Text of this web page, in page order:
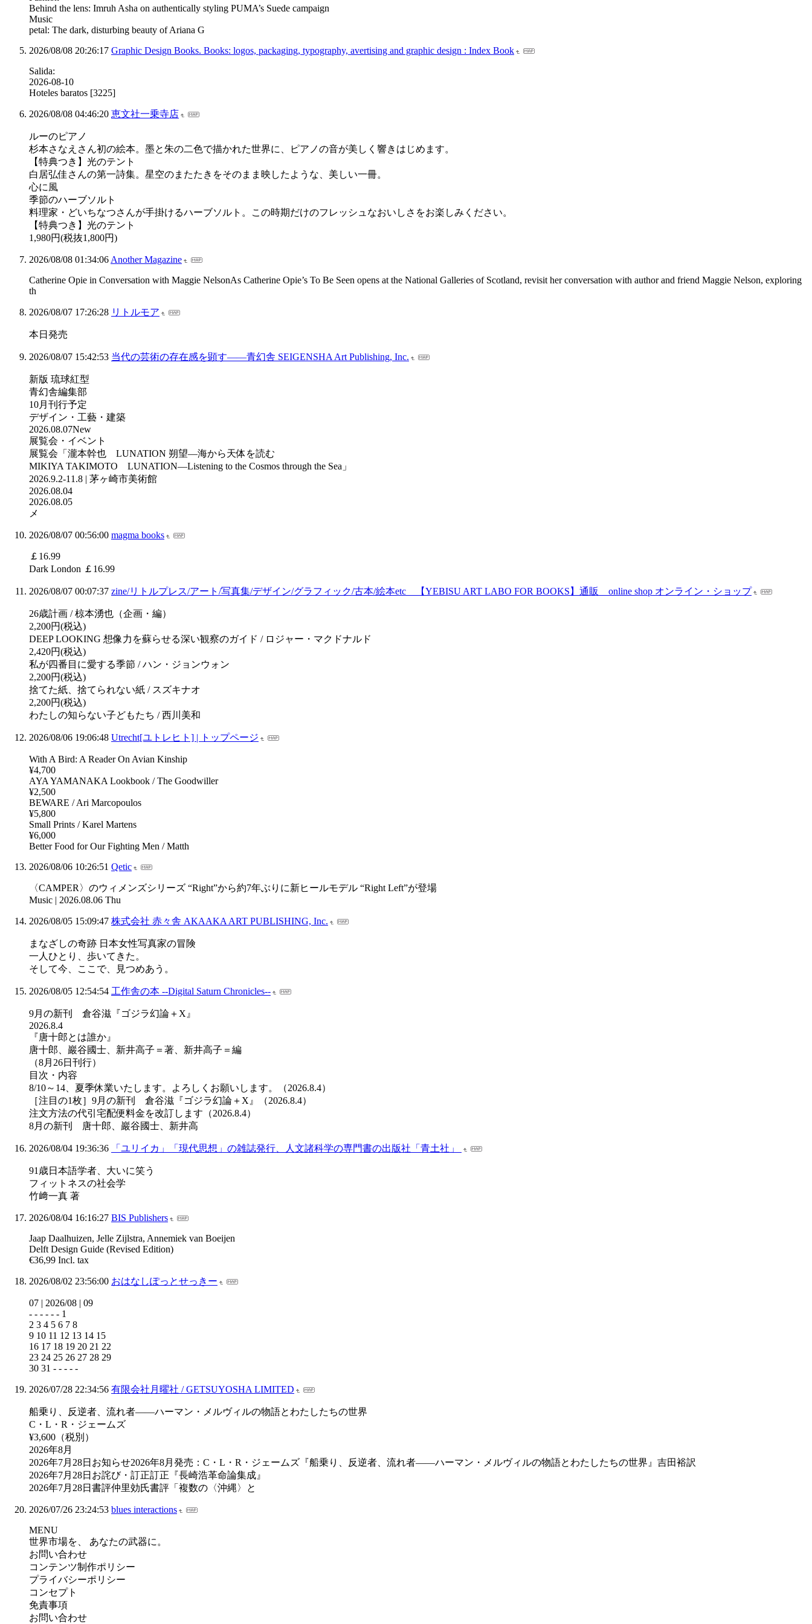
Behind the lens: Imruh Asha on authentically styling PUMA’s Suede campaign
Music
petal: The dark, disturbing beauty of Ariana G
2026/08/08 20:26:17 Graphic Design Books. Books: logos, packaging, typography, avertising and graphic design : Index Book
Salida:
2026-08-10
Hoteles baratos [3225]
2026/08/08 04:46:20 恵文社一乗寺店
ルーのピアノ
杉本さなえさん初の絵本。墨と朱の二色で描かれた世界に、ピアノの音が美しく響きはじめます。
【特典つき】光のテント
白居弘佳さんの第一詩集。星空のまたたきをそのまま映したような、美しい一冊。
心に風
季節のハーブソルト
料理家・どいちなつさんが手掛けるハーブソルト。この時期だけのフレッシュなおいしさをお楽しみください。
【特典つき】光のテント
1,980円(税抜1,800円)
2026/08/08 01:34:06 Another Magazine
Catherine Opie in Conversation with Maggie NelsonAs Catherine Opie’s To Be Seen opens at the National Galleries of Scotland, revisit her conversation with author and friend Maggie Nelson, exploring
th
2026/08/07 17:26:28 リトルモア
本日発売
2026/08/07 15:42:53 当代の芸術の存在感を顕す――青幻舎 SEIGENSHA Art Publishing, Inc.
新版 琉球紅型
青幻舎編集部
10月刊行予定
デザイン・工藝・建築
2026.08.07New
展覧会・イベント
展覧会「瀧本幹也 LUNATION 朔望―海から天体を読む
MIKIYA TAKIMOTO LUNATION—Listening to the Cosmos through the Sea」
2026.9.2-11.8 | 茅ヶ崎市美術館
2026.08.04
2026.08.05
メ
2026/08/07 00:56:00 magma books
￡16.99
Dark London ￡16.99
2026/08/07 00:07:37 zine/リトルプレス/アート/写真集/デザイン/グラフィック/古本/絵本etc 【YEBISU ART LABO FOR BOOKS】通販 online shop オンライン・ショップ
26歳計画 / 椋本湧也（企画・編）
2,200円(税込)
DEEP LOOKING 想像力を蘇らせる深い観察のガイド / ロジャー・マクドナルド
2,420円(税込)
私が四番目に愛する季節 / ハン・ジョンウォン
2,200円(税込)
捨てた紙、捨てられない紙 / スズキナオ
2,200円(税込)
わたしの知らない子どもたち / 西川美和
2026/08/06 19:06:48 Utrecht[ユトレヒト] | トップページ
With A Bird: A Reader On Avian Kinship
¥4,700
AYA YAMANAKA Lookbook / The Goodwiller
¥2,500
BEWARE / Ari Marcopoulos
¥5,800
Small Prints / Karel Martens
¥6,000
Better Food for Our Fighting Men / Matth
2026/08/06 10:26:51 Qetic
〈CAMPER〉のウィメンズシリーズ “Right”から約7年ぶりに新ヒールモデル “Right Left”が登場
Music | 2026.08.06 Thu
2026/08/05 15:09:47 株式会社 赤々舎 AKAAKA ART PUBLISHING, Inc.
まなざしの奇跡 日本女性写真家の冒険
一人ひとり、歩いてきた。
そして今、ここで、見つめあう。
2026/08/05 12:54:54 工作舎の本 --Digital Saturn Chronicles--
9月の新刊 倉谷滋『ゴジラ幻論＋X』
2026.8.4
『唐十郎とは誰か』
唐十郎、巖谷國士、新井高子＝著、新井高子＝編
（8月26日刊行）
目次・内容
8/10～14、夏季休業いたします。よろしくお願いします。（2026.8.4）
［注目の1枚］9月の新刊 倉谷滋『ゴジラ幻論＋X』（2026.8.4）
注文方法の代引宅配便料金を改訂します（2026.8.4）
8月の新刊 唐十郎、巖谷國士、新井高
2026/08/04 19:36:36 「ユリイカ」「現代思想」の雑誌発行、人文諸科学の専門書の出版社「青土社」
91歳日本語学者、大いに笑う
フィットネスの社会学
竹﨑一真 著
2026/08/04 16:16:27 BIS Publishers
Jaap Daalhuizen, Jelle Zijlstra, Annemiek van Boeijen
Delft Design Guide (Revised Edition)
€36,99 Incl. tax
2026/08/02 23:56:00 おはなしぽっとせっきー
07 | 2026/08 | 09
- - - - - - 1
2 3 4 5 6 7 8
9 10 11 12 13 14 15
16 17 18 19 20 21 22
23 24 25 26 27 28 29
30 31 - - - - -
2026/07/28 22:34:56 有限会社月曜社 / GETSUYOSHA LIMITED
船乗り、反逆者、流れ者――ハーマン・メルヴィルの物語とわたしたちの世界
C・L・R・ジェームズ
¥3,600（税別）
2026年8月
2026年7月28日お知らせ2026年8月発売：C・L・R・ジェームズ『船乗り、反逆者、流れ者――ハーマン・メルヴィルの物語とわたしたちの世界』吉田裕訳
2026年7月28日お詫び・訂正訂正『長崎浩革命論集成』
2026年7月28日書評仲里効氏書評「複数の〈沖縄〉と
2026/07/26 23:24:53 blues interactions
MENU
世界市場を、 あなたの武器に。
お問い合わせ
コンテンツ制作ポリシー
プライバシーポリシー
コンセプト
免責事項
お問い合わせ